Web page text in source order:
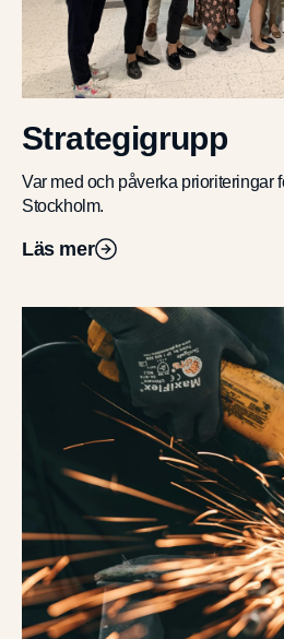
Strategigrupp
Var med och påverka prioriteringar
Stockholm.
Läs mer